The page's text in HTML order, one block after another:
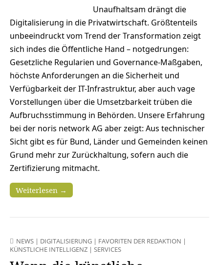
Unaufhaltsam drängt die
Digitalisierung in die Privatwirtschaft. Größtenteils
unbeeindruckt vom Trend der Transformation zeigt
sich indes die Öffentliche Hand – notgedrungen:
Gesetzliche Regularien und Governance-Maßgaben,
höchste Anforderungen an die Sicherheit und
Verfügbarkeit der IT-Infrastruktur, aber auch vage
Vorstellungen über die Umsetzbarkeit trüben die
Aufbruchsstimmung in Behörden. Unsere Erfahrung
bei der noris network AG aber zeigt: Aus technischer
Sicht gibt es für Bund, Länder und Gemeinden keinen
Grund mehr zur Zurückhaltung, sofern auch die
Zertifizierung mitmacht.
Weiterlesen →
NEWS | DIGITALISIERUNG | FAVORITEN DER REDAKTION |
KÜNSTLICHE INTELLIGENZ | SERVICES